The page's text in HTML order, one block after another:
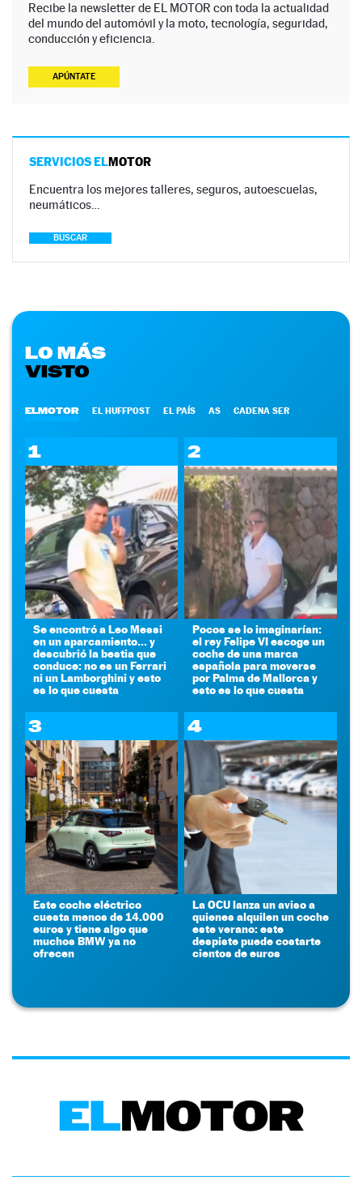
Recibe la newsletter de EL MOTOR con toda la actualidad
del mundo del automóvil y la moto, tecnología, seguridad,
conducción y eficiencia.
APÚNTATE
SERVICIOS ELMOTOR
Encuentra los mejores talleres, seguros, autoescuelas,
neumáticos…
BUSCAR
LO MÁS
VISTO
ELMOTOR EL HUFFPOST EL PAÍS AS CADENA SER
1
Se encontró a Leo Messi
en un aparcamiento... y
descubrió la bestia que
conduce: no es un Ferrari
ni un Lamborghini y esto
es lo que cuesta
2
Pocos se lo imaginarían:
el rey Felipe VI escoge un
coche de una marca
española para moverse
por Palma de Mallorca y
esto es lo que cuesta
3
Este coche eléctrico
cuesta menos de 14.000
euros y tiene algo que
muchos BMW ya no
ofrecen
4
La OCU lanza un aviso a
quienes alquilen un coche
este verano: este
despiste puede costarte
cientos de euros